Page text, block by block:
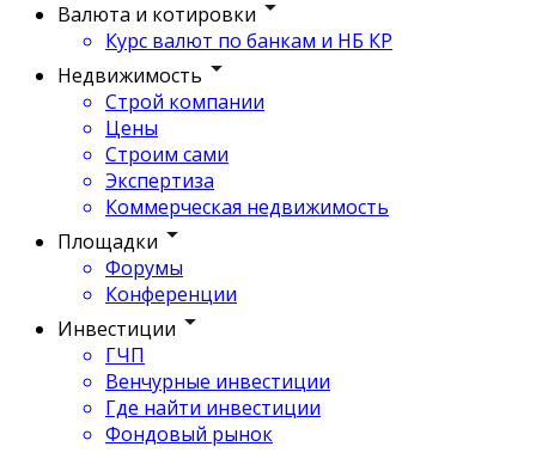
Валюта и котировки
Курс валют по банкам и НБ КР
Недвижимость
Строй компании
Цены
Строим сами
Экспертиза
Коммерческая недвижимость
Площадки
Форумы
Конференции
Инвестиции
ГЧП
Венчурные инвестиции
Где найти инвестиции
Фондовый рынок